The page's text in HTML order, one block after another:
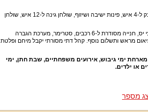
חצר נופש מושקעת ומטופחת עם בריכה פרטית מגודרת (עומק עד 1.4 מטר), ג'קוזי זרמים מפנק ל-4 איש, פינות ישיבה ושיזוף, שולחן גינה ל-12 איש, שולחן
בריכה פרטית גדולה, ג'קוזי ספא, מכונת אספרסו, מקרן, אינטרנט אלחוטי, ערוצי יס, חנייה מסודרת ל-6 רכבים, סטרימר, מערכת הגברה
מראש ותשלום נוסף. קהל דתי מסורתי יקבל מיחם ופלטת
ימי גיבוש, אירועים משפחתיים, שבת חתן, ימי
מספר